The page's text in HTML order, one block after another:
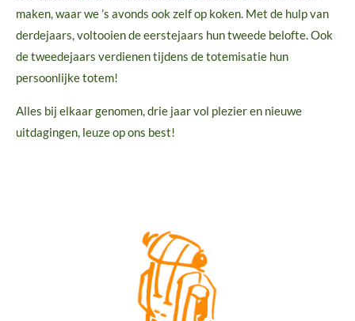
maken, waar we ’s avonds ook zelf op koken. Met de hulp van
derdejaars, voltooien de eerstejaars hun tweede belofte. Ook
de tweedejaars verdienen tijdens de totemisatie hun
persoonlijke totem!
Alles bij elkaar genomen, drie jaar vol plezier en nieuwe
uitdagingen, leuze op ons best!